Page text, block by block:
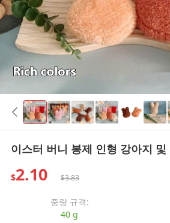
이스터 버니 봉제 인형 강아지
$2.10 $3.83
중량 규격:
40 g